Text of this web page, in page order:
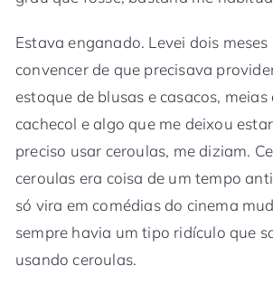
Estava enganado. Levei dois
convencer de que precisava
estoque de blusas e casacos, meias
cachecol e algo que me deixou
preciso usar ceroulas, me diziam.
ceroulas era coisa de um tempo
só vira em comédias do cinema
sempre havia um tipo ridículo que
usando ceroulas.